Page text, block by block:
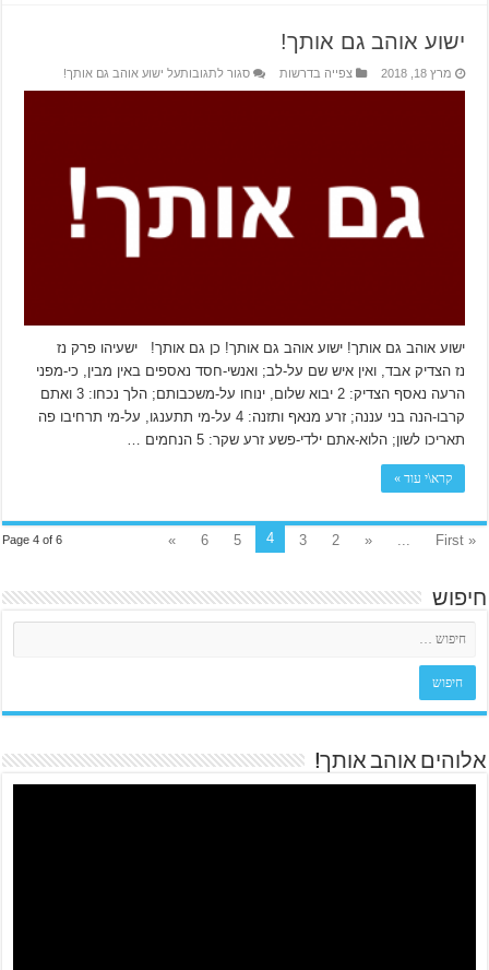
ישוע אוהב גם אותך!
מרץ 18, 2018 צפייה בדרשות סגור לתגובותעל ישוע אוהב גם אותך!
ישוע אוהב גם אותך! ישוע אוהב גם אותך! כן גם אותך! ישעיהו פרק נז
נז הצדיק אבד, ואין איש שם על-לב; ואנשי-חסד נאספים באין מבין, כי-מפני
הרעה נאסף הצדיק: 2 יבוא שלום, ינוחו על-משכבותם; הלך נכחו: 3 ואתם
קרבו-הנה בני עננה; זרע מנאף ותזנה: 4 על-מי תתענגו, על-מי תרחיבו פה
תאריכו לשון; הלוא-אתם ילדי-פשע זרע שקר: 5 הנחמים …
קרא\י עוד »
Page 4 of 6 « First
«
2
3
4
5
6
»
חיפוש
אלוהים אוהב אותך!